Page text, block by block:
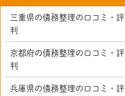
三重県の債務整理の口コミ・評
判
京都府の債務整理の口コミ・評
判
兵庫県の債務整理の口コミ・評